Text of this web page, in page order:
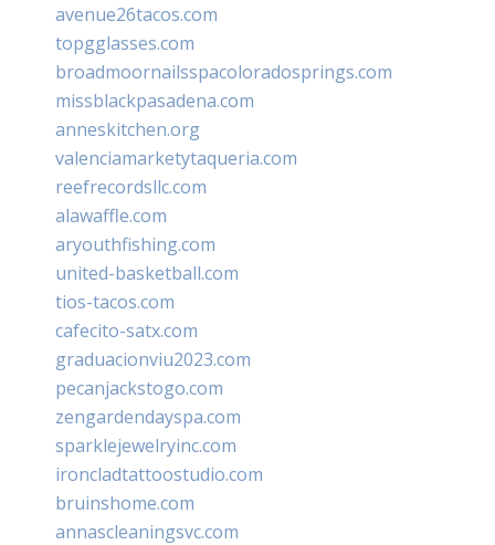
avenue26tacos.com
topgglasses.com
broadmoornailsspacoloradosprings.com
missblackpasadena.com
anneskitchen.org
valenciamarketytaqueria.com
reefrecordsllc.com
alawaffle.com
aryouthfishing.com
united-basketball.com
tios-tacos.com
cafecito-satx.com
graduacionviu2023.com
pecanjackstogo.com
zengardendayspa.com
sparklejewelryinc.com
ironcladtattoostudio.com
bruinshome.com
annascleaningsvc.com